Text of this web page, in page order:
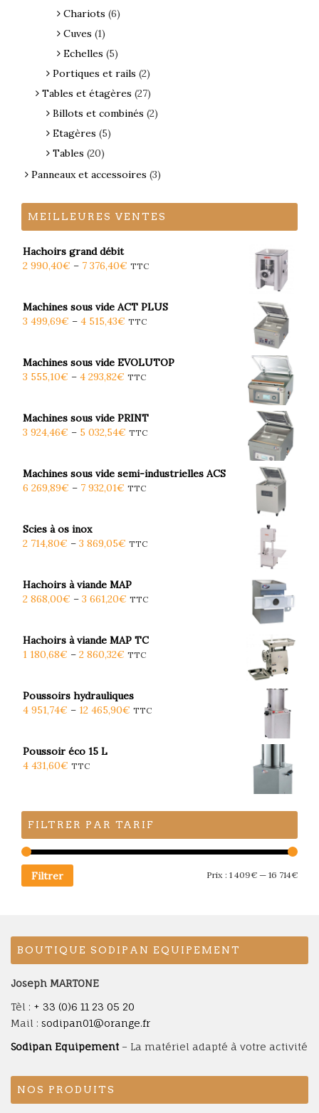
Chariots (6)
Cuves (1)
Echelles (5)
Portiques et rails (2)
Tables et étagères (27)
Billots et combinés (2)
Etagères (5)
Tables (20)
Panneaux et accessoires (3)
MEILLEURES VENTES
Hachoirs grand débit
2 990,40€ – 7 376,40€ TTC
Machines sous vide ACT PLUS
3 499,69€ – 4 515,43€ TTC
Machines sous vide EVOLUTOP
3 555,10€ – 4 293,82€ TTC
Machines sous vide PRINT
3 924,46€ – 5 032,54€ TTC
Machines sous vide semi-industrielles ACS
6 269,89€ – 7 932,01€ TTC
Scies à os inox
2 714,80€ – 3 869,05€ TTC
Hachoirs à viande MAP
2 868,00€ – 3 661,20€ TTC
Hachoirs à viande MAP TC
1 180,68€ – 2 860,32€ TTC
Poussoirs hydrauliques
4 951,74€ – 12 465,90€ TTC
Poussoir éco 15 L
4 431,60€ TTC
FILTRER PAR TARIF
Filtrer Prix : 1 409€ — 16 714€
BOUTIQUE SODIPAN EQUIPEMENT
Joseph MARTONE
Tèl : + 33 (0)6 11 23 05 20
Mail : sodipan01@orange.fr
Sodipan Equipement – La matériel adapté à votre activité
NOS PRODUITS